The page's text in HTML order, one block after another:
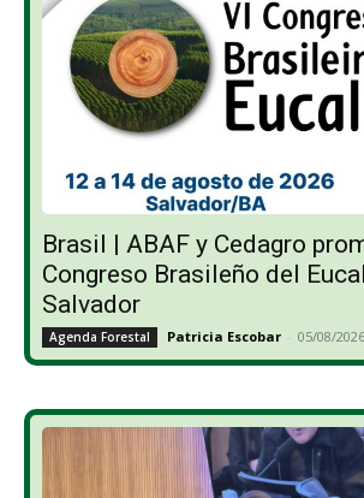
Brasil | ABAF y Cedagro
Congreso Brasileño del
Salvador
Agenda Forestal Patricia Escobar - 05/08/2026